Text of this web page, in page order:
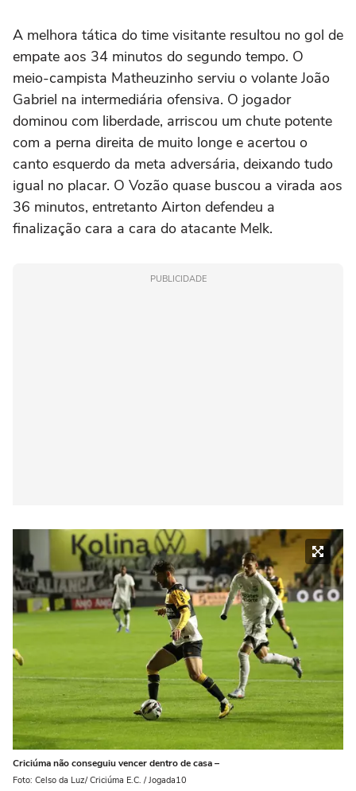
A melhora tática do time visitante resultou no gol de
empate aos 34 minutos do segundo tempo. O
meio-campista Matheuzinho serviu o volante João
Gabriel na intermediária ofensiva. O jogador
dominou com liberdade, arriscou um chute potente
com a perna direita de muito longe e acertou o
canto esquerdo da meta adversária, deixando tudo
igual no placar. O Vozão quase buscou a virada aos
36 minutos, entretanto Airton defendeu a
finalização cara a cara do atacante Melk.
PUBLICIDADE
Criciúma não conseguiu vencer dentro de casa –
Foto: Celso da Luz/ Criciúma E.C. / Jogada10